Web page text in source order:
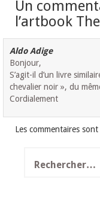
Un
l’artbook
Aldo Adige
Bonjour,
S’agit-il d’un livre
chevalier noir », du
Cordialement
Les commentaires